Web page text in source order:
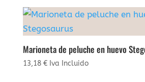
Marioneta de peluche en huevo
13,18 € Iva Incluido